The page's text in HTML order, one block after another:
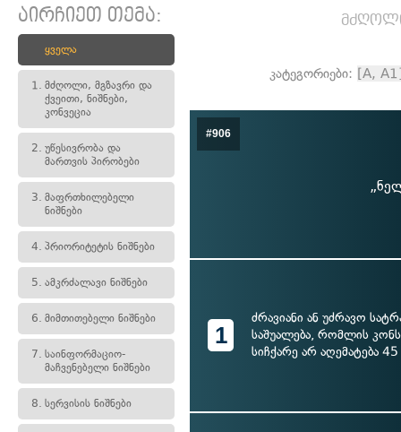
აირჩიეთ თემა:
ყველა
1. მძღოლი, მგზავრი და
ქვეითი, ნიშნები,
კონვეცია
2. უწესივრობა და
მართვის პირობები
3. მაფრთხილებელი
ნიშნები
4. პრიორიტეტის ნიშნები
5. ამკრძალავი ნიშნები
6. მიმთითებელი ნიშნები
7. საინფორმაციო-
მაჩვენებელი ნიშნები
8. სერვისის ნიშნები
კატეგორიები: [A,
#906
1
ძრავიანი ან უძრავო
საშუალება, რომლის
სიჩქარე არ აღემატება